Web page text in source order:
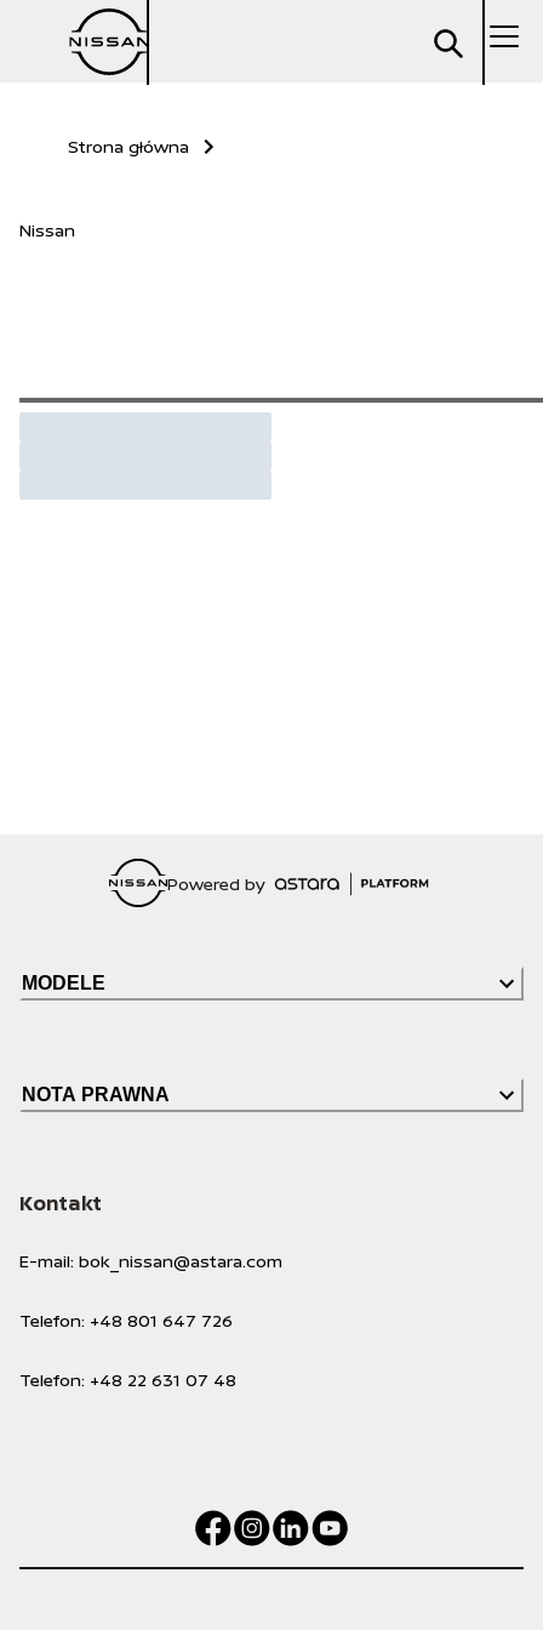
Strona główna
Nissan
Powered by
MODELE
NOTA PRAWNA
Kontakt
E-mail: bok_nissan@astara.com
Telefon: +48 801 647 726
Telefon: +48 22 631 07 48